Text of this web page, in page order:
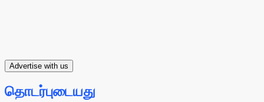
Advertise with us
தொடர்புடையது